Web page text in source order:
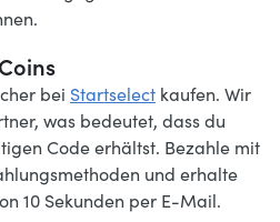
bei Startselect kaufen. Wir
was bedeutet, dass du
Code erhältst. Bezahle mit
und erhalte
10 Sekunden per E-Mail.